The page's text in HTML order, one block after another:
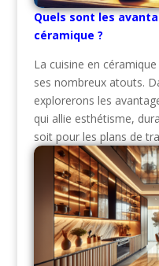
Quels sont les
céramique ?
La cuisine en
ses nombreux atouts.
explorerons les
qui allie esthétisme,
soit pour les plans de